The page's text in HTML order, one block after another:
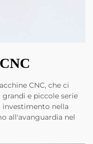
CNC, che ci
e piccole serie
investimento nella
all'avanguardia nel